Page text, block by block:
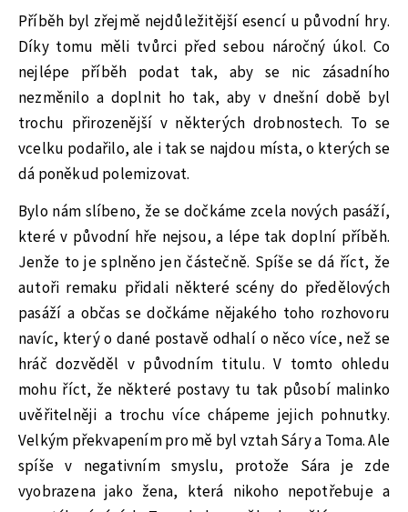
Příběh byl zřejmě nejdůležitější esencí u původní hry.
Díky tomu měli tvůrci před sebou náročný úkol. Co
nejlépe příběh podat tak, aby se nic zásadního
nezměnilo a doplnit ho tak, aby v dnešní době byl
trochu přirozenější v některých drobnostech. To se
vcelku podařilo, ale i tak se najdou místa, o kterých se
dá poněkud polemizovat.
Bylo nám slíbeno, že se dočkáme zcela nových pasáží,
které v původní hře nejsou, a lépe tak doplní příběh.
Jenže to je splněno jen částečně. Spíše se dá říct, že
autoři remaku přidali některé scény do předělových
pasáží a občas se dočkáme nějakého toho rozhovoru
navíc, který o dané postavě odhalí o něco více, než se
hráč dozvěděl v původním titulu. V tomto ohledu
mohu říct, že některé postavy tu tak působí malinko
uvěřitelněji a trochu více chápeme jejich pohnutky.
Velkým překvapením pro mě byl vztah Sáry a Toma. Ale
spíše v negativním smyslu, protože Sára je zde
vyobrazena jako žena, která nikoho nepotřebuje a